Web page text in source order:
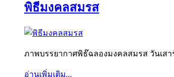
พิธีมงคลสมรส
ภาพบรรยากาศพิธ๊ฉลองมงคลสมรส วันเส
อ่านเพิ่มเติม...